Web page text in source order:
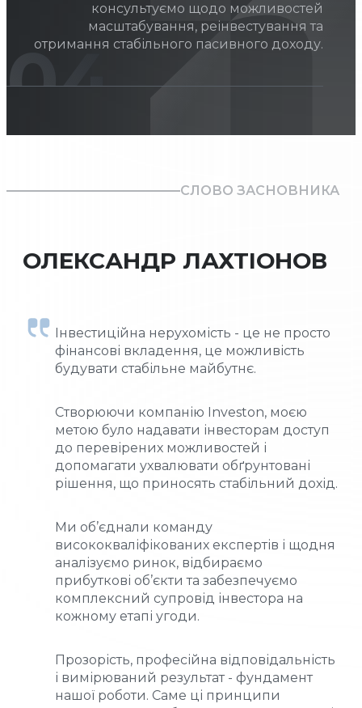
04
консультуємо щодо можливостей
масштабування, реінвестування та
отримання стабільного пасивного доходу.
СЛОВО ЗАСНОВНИКА
ОЛЕКСАНДР ЛАХТІОНОВ
Інвестиційна нерухомість - це не просто
фінансові вкладення, це можливість
будувати стабільне майбутнє.
Створюючи компанію Investon, моєю
метою було надавати інвесторам доступ
до перевірених можливостей і
допомагати ухвалювати обґрунтовані
рішення, що приносять стабільний дохід.
Ми об’єднали команду
висококваліфікованих експертів і щодня
аналізуємо ринок, відбираємо
прибуткові об’єкти та забезпечуємо
комплексний супровід інвестора на
кожному етапі угоди.
Прозорість, професійна відповідальність
і вимірюваний результат - фундамент
нашої роботи. Саме ці принципи